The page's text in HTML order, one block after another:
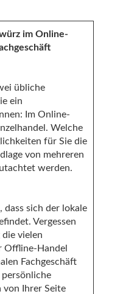
im Online-
übliche
ein
Im Online-
Welche
für Sie die
von mehreren
werden.
dass sich der lokale
Vergessen
vielen
Offline-Handel
Fachgeschäft
persönliche
von Ihrer Seite